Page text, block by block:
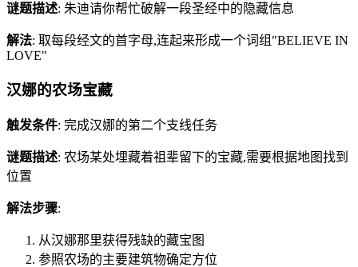
谜题描述: 朱迪请你帮忙破解一段圣经中的隐藏信息
解法: 取每段经文的首字母,连起来形成一个词组"BELIEVE IN
LOVE"
汉娜的农场宝藏
触发条件: 完成汉娜的第二个支线任务
谜题描述: 农场某处埋藏着祖辈留下的宝藏,需要根据地图找到
位置
解法步骤:
从汉娜那里获得残缺的藏宝图
参照农场的主要建筑物确定方位